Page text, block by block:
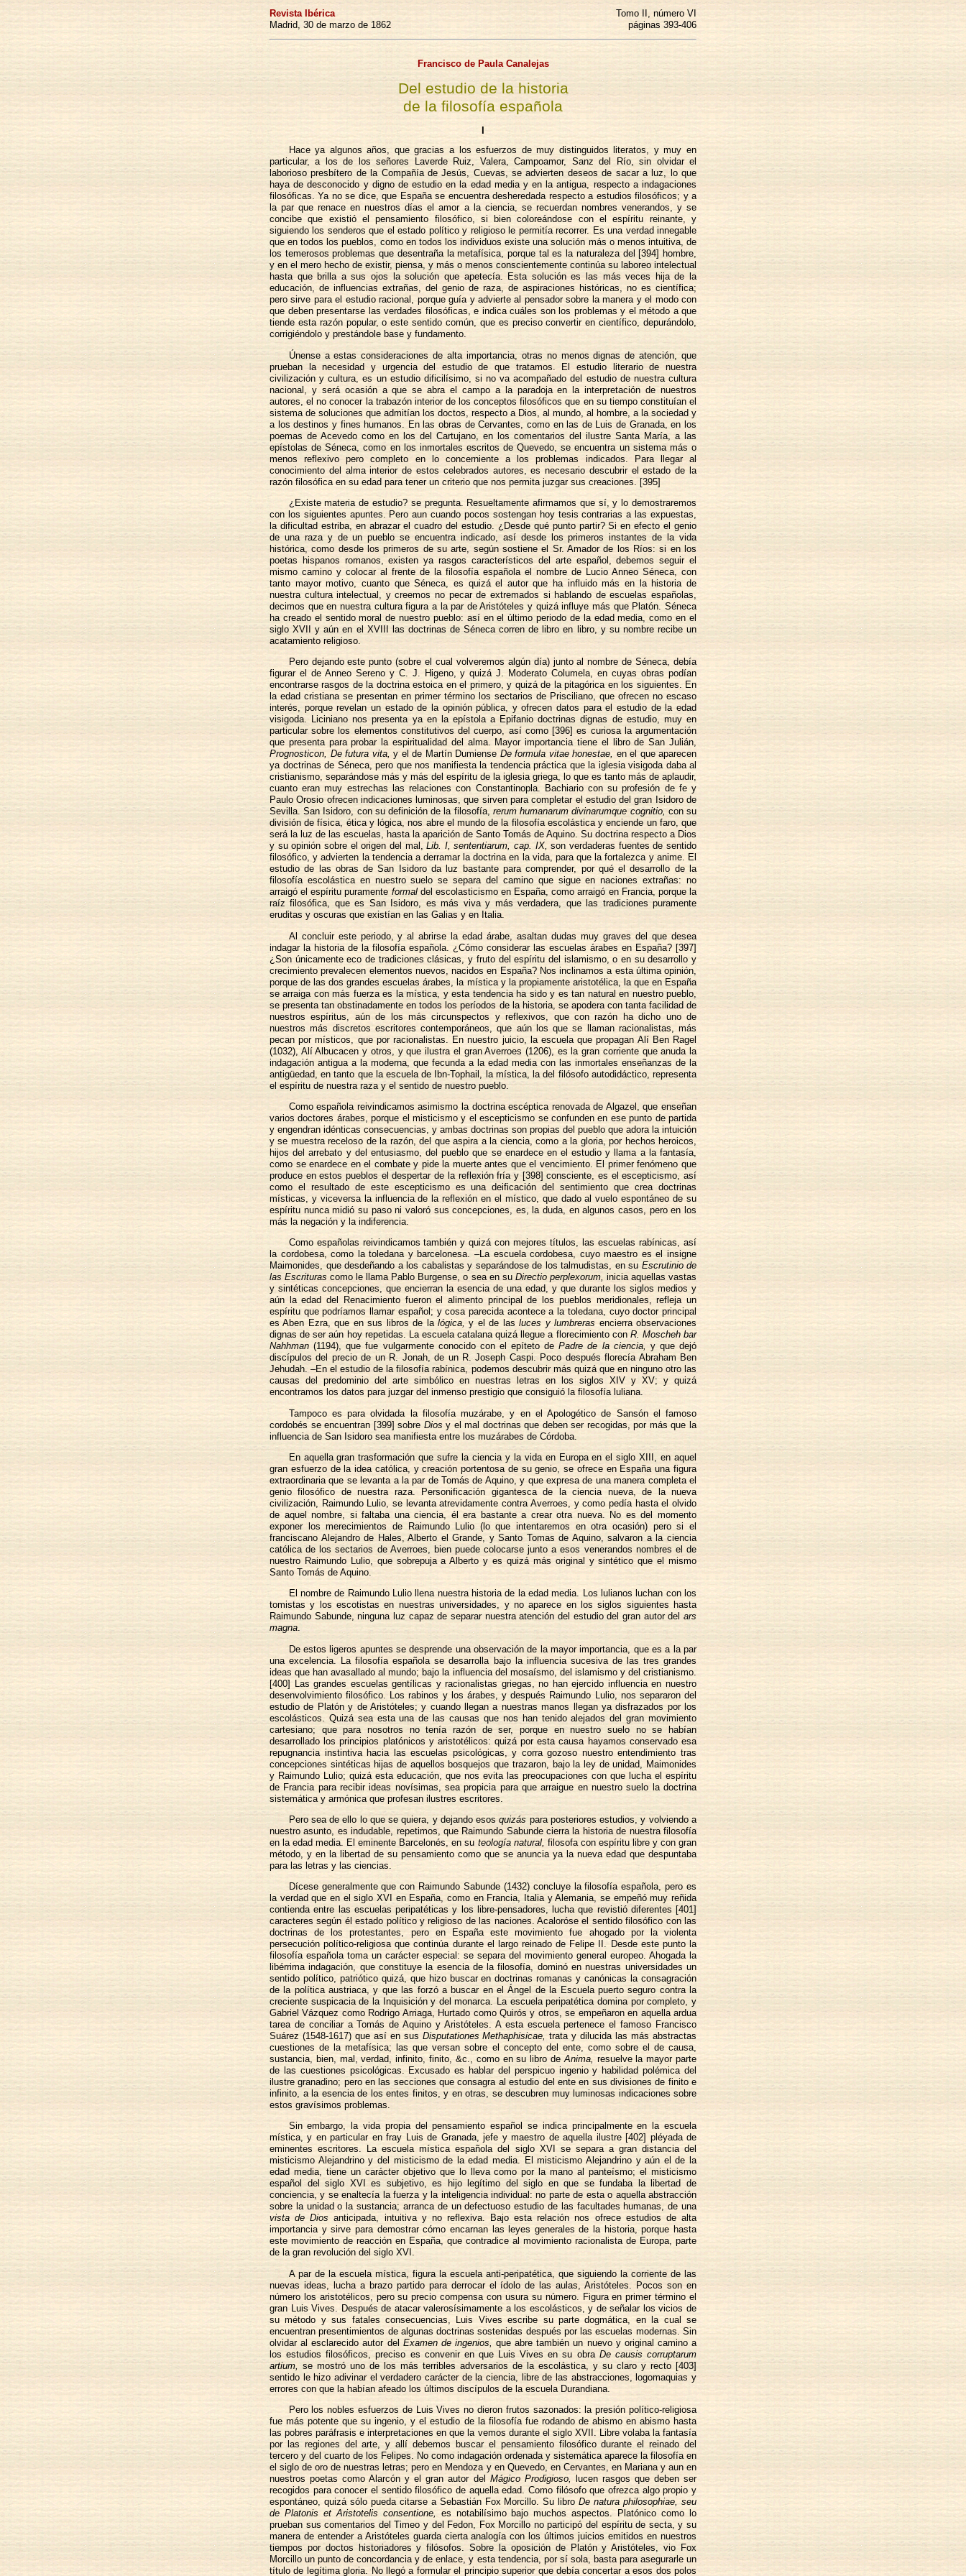
Revista Ibérica
Madrid, 30 de marzo de 1862
Tomo II, número VI
páginas 393-406
Francisco de Paula Canalejas
Del estudio de la historia
de la filosofía española
Hace ya algunos años, que gracias a los esfuerzos de muy distinguidos literatos, y muy en
particular, a los de los señores Laverde Ruiz, Valera, Campoamor, Sanz del Río, sin olvidar el
laborioso presbítero de la Compañía de Jesús, Cuevas, se advierten deseos de sacar a luz, lo que
haya de desconocido y digno de estudio en la edad media y en la antigua, respecto a indagaciones
filosóficas. Ya no se dice, que España se encuentra desheredada respecto a estudios filosóficos; y a
la par que renace en nuestros días el amor a la ciencia, se recuerdan nombres venerandos, y se
concibe que existió el pensamiento filosófico, si bien coloreándose con el espíritu reinante, y
siguiendo los senderos que el estado político y religioso le permitía recorrer. Es una verdad innegable
que en todos los pueblos, como en todos los individuos existe una solución más o menos intuitiva, de
los temerosos problemas que desentraña la metafísica, porque tal es la naturaleza del [394] hombre,
y en el mero hecho de existir, piensa, y más o menos conscientemente continúa su laboreo intelectual
hasta que brilla a sus ojos la solución que apetecía. Esta solución es las más veces hija de la
educación, de influencias extrañas, del genio de raza, de aspiraciones históricas, no es científica;
pero sirve para el estudio racional, porque guía y advierte al pensador sobre la manera y el modo con
que deben presentarse las verdades filosóficas, e indica cuáles son los problemas y el método a que
tiende esta razón popular, o este sentido común, que es preciso convertir en científico, depurándolo,
corrigiéndolo y prestándole base y fundamento.
Únense a estas consideraciones de alta importancia, otras no menos dignas de atención, que
prueban la necesidad y urgencia del estudio de que tratamos. El estudio literario de nuestra
civilización y cultura, es un estudio dificilísimo, si no va acompañado del estudio de nuestra cultura
nacional, y será ocasión a que se abra el campo a la paradoja en la interpretación de nuestros
autores, el no conocer la trabazón interior de los conceptos filosóficos que en su tiempo constituían el
sistema de soluciones que admitían los doctos, respecto a Dios, al mundo, al hombre, a la sociedad y
a los destinos y fines humanos. En las obras de Cervantes, como en las de Luis de Granada, en los
poemas de Acevedo como en los del Cartujano, en los comentarios del ilustre Santa María, a las
epístolas de Séneca, como en los inmortales escritos de Quevedo, se encuentra un sistema más o
menos reflexivo pero completo en lo concerniente a los problemas indicados. Para llegar al
conocimiento del alma interior de estos celebrados autores, es necesario descubrir el estado de la
razón filosófica en su edad para tener un criterio que nos permita juzgar sus creaciones. [395]
¿Existe materia de estudio? se pregunta. Resueltamente afirmamos que sí, y lo demostraremos
con los siguientes apuntes. Pero aun cuando pocos sostengan hoy tesis contrarias a las expuestas,
la dificultad estriba, en abrazar el cuadro del estudio. ¿Desde qué punto partir? Si en efecto el genio
de una raza y de un pueblo se encuentra indicado, así desde los primeros instantes de la vida
histórica, como desde los primeros de su arte, según sostiene el Sr. Amador de los Ríos: si en los
poetas hispanos romanos, existen ya rasgos característicos del arte español, debemos seguir el
mismo camino y colocar al frente de la filosofía española el nombre de Lucio Anneo Séneca, con
tanto mayor motivo, cuanto que Séneca, es quizá el autor que ha influido más en la historia de
nuestra cultura intelectual, y creemos no pecar de extremados si hablando de escuelas españolas,
decimos que en nuestra cultura figura a la par de Aristóteles y quizá influye más que Platón. Séneca
ha creado el sentido moral de nuestro pueblo: así en el último periodo de la edad media, como en el
siglo XVII y aún en el XVIII las doctrinas de Séneca corren de libro en libro, y su nombre recibe un
acatamiento religioso.
Pero dejando este punto (sobre el cual volveremos algún día) junto al nombre de Séneca, debía
figurar el de Anneo Sereno y C. J. Higeno, y quizá J. Moderato Columela, en cuyas obras podían
encontrarse rasgos de la doctrina estoica en el primero, y quizá de la pitagórica en los siguientes. En
la edad cristiana se presentan en primer término los sectarios de Prisciliano, que ofrecen no escaso
interés, porque revelan un estado de la opinión pública, y ofrecen datos para el estudio de la edad
visigoda. Liciniano nos presenta ya en la epístola a Epifanio doctrinas dignas de estudio, muy en
particular sobre los elementos constitutivos del cuerpo, así como [396] es curiosa la argumentación
que presenta para probar la espiritualidad del alma. Mayor importancia tiene el libro de San Julián,
Prognosticon, De futura vita, y el de Martín Dumiense De formula vitae honestae, en el que aparecen
ya doctrinas de Séneca, pero que nos manifiesta la tendencia práctica que la iglesia visigoda daba al
cristianismo, separándose más y más del espíritu de la iglesia griega, lo que es tanto más de aplaudir,
cuanto eran muy estrechas las relaciones con Constantinopla. Bachiario con su profesión de fe y
Paulo Orosio ofrecen indicaciones luminosas, que sirven para completar el estudio del gran Isidoro de
Sevilla. San Isidoro, con su definición de la filosofía, rerum humanarum divinarumque cognitio,con su
división de física, ética y lógica, nos abre el mundo de la filosofía escolástica y enciende un faro, que
será la luz de las escuelas, hasta la aparición de Santo Tomás de Aquino. Su doctrina respecto a Dios
y su opinión sobre el origen del mal,Lib. I, sententiarum, cap. IX, son verdaderas fuentes de sentido
filosófico, y advierten la tendencia a derramar la doctrina en la vida, para que la fortalezca y anime. El
estudio de las obras de San Isidoro da luz bastante para comprender, por qué el desarrollo de la
filosofía escolástica en nuestro suelo se separa del camino que sigue en naciones extrañas: no
arraigó el espíritu puramente formaldel escolasticismo en España, como arraigó en Francia, porque la
raíz filosófica, que es San Isidoro, es más viva y más verdadera, que las tradiciones puramente
eruditas y oscuras que existían en las Galias y en Italia.
Al concluir este periodo, y al abrirse la edad árabe, asaltan dudas muy graves del que desea
indagar la historia de la filosofía española. ¿Cómo considerar las escuelas árabes en España? [397]
¿Son únicamente eco de tradiciones clásicas, y fruto del espíritu del islamismo, o en su desarrollo y
crecimiento prevalecen elementos nuevos, nacidos en España? Nos inclinamos a esta última opinión,
porque de las dos grandes escuelas árabes, la mística y la propiamente aristotélica, la que en España
se arraiga con más fuerza es la mística, y esta tendencia ha sido y es tan natural en nuestro pueblo,
se presenta tan obstinadamente en todos los períodos de la historia, se apodera con tanta facilidad de
nuestros espíritus, aún de los más circunspectos y reflexivos, que con razón ha dicho uno de
nuestros más discretos escritores contemporáneos, que aún los que se llaman racionalistas, más
pecan por místicos, que por racionalistas. En nuestro juicio, la escuela que propagan Alí Ben Ragel
(1032), Alí Albucacen y otros, y que ilustra el gran Averroes (1206), es la gran corriente que anuda la
indagación antigua a la moderna, que fecunda a la edad media con las inmortales enseñanzas de la
antigüedad, en tanto que la escuela de Ibn-Tophail, la mística, la del filósofo autodidáctico, representa
el espíritu de nuestra raza y el sentido de nuestro pueblo.
Como española reivindicamos asimismo la doctrina escéptica renovada de Algazel, que enseñan
varios doctores árabes, porque el misticismo y el escepticismo se confunden en ese punto de partida
y engendran idénticas consecuencias, y ambas doctrinas son propias del pueblo que adora la intuición
y se muestra receloso de la razón, del que aspira a la ciencia, como a la gloria, por hechos heroicos,
hijos del arrebato y del entusiasmo, del pueblo que se enardece en el estudio y llama a la fantasía,
como se enardece en el combate y pide la muerte antes que el vencimiento. El primer fenómeno que
produce en estos pueblos el despertar de la reflexión fría y [398] consciente, es el escepticismo, así
como el resultado de este escepticismo es una deificación del sentimiento que crea doctrinas
místicas, y viceversa la influencia de la reflexión en el místico, que dado al vuelo espontáneo de su
espíritu nunca midió su paso ni valoró sus concepciones, es, la duda, en algunos casos, pero en los
más la negación y la indiferencia.
Como españolas reivindicamos también y quizá con mejores títulos, las escuelas rabínicas, así
la cordobesa, como la toledana y barcelonesa. –La escuela cordobesa, cuyo maestro es el insigne
Maimonides, que desdeñando a los cabalistas y separándose de los talmudistas, en suEscrutinio de
las Escrituras como le llama Pablo Burgense, o sea en su Directio perplexorum, inicia aquellas vastas
y sintéticas concepciones, que encierran la esencia de una edad, y que durante los siglos medios y
aún la edad del Renacimiento fueron el alimento principal de los pueblos meridionales, refleja un
espíritu que podríamos llamar español; y cosa parecida acontece a la toledana, cuyo doctor principal
es Aben Ezra, que en sus libros de la lógica, y el de lasluces y lumbreras encierra observaciones
dignas de ser aún hoy repetidas. La escuela catalana quizá llegue a florecimiento con R. Moscheh bar
Nahhman (1194), que fue vulgarmente conocido con el epíteto dePadre de la ciencia, y que dejó
discípulos del precio de un R. Jonah, de un R. Joseph Caspi. Poco después florecía Abraham Ben
Jehudah. –En el estudio de la filosofía rabínica, podemos descubrir más quizá que en ninguno otro las
causas del predominio del arte simbólico en nuestras letras en los siglos XIV y XV; y quizá
encontramos los datos para juzgar del inmenso prestigio que consiguió la filosofía luliana.
Tampoco es para olvidada la filosofía muzárabe, y en el Apologético de Sansón el famoso
cordobés se encuentran [399] sobre Diosy el mal doctrinas que deben ser recogidas, por más que la
influencia de San Isidoro sea manifiesta entre los muzárabes de Córdoba.
En aquella gran trasformación que sufre la ciencia y la vida en Europa en el siglo XIII, en aquel
gran esfuerzo de la idea católica, y creación portentosa de su genio, se ofrece en España una figura
extraordinaria que se levanta a la par de Tomás de Aquino, y que expresa de una manera completa el
genio filosófico de nuestra raza. Personificación gigantesca de la ciencia nueva, de la nueva
civilización, Raimundo Lulio, se levanta atrevidamente contra Averroes, y como pedía hasta el olvido
de aquel nombre, si faltaba una ciencia, él era bastante a crear otra nueva. No es del momento
exponer los merecimientos de Raimundo Lulio (lo que intentaremos en otra ocasión) pero si el
franciscano Alejandro de Hales, Alberto el Grande, y Santo Tomas de Aquino, salvaron a la ciencia
católica de los sectarios de Averroes, bien puede colocarse junto a esos venerandos nombres el de
nuestro Raimundo Lulio, que sobrepuja a Alberto y es quizá más original y sintético que el mismo
Santo Tomás de Aquino.
El nombre de Raimundo Lulio llena nuestra historia de la edad media. Los lulianos luchan con los
tomistas y los escotistas en nuestras universidades, y no aparece en los siglos siguientes hasta
Raimundo Sabunde, ninguna luz capaz de separar nuestra atención del estudio del gran autor del ars
magna.
De estos ligeros apuntes se desprende una observación de la mayor importancia, que es a la par
una excelencia. La filosofía española se desarrolla bajo la influencia sucesiva de las tres grandes
ideas que han avasallado al mundo; bajo la influencia del mosaísmo, del islamismo y del cristianismo.
[400] Las grandes escuelas gentílicas y racionalistas griegas, no han ejercido influencia en nuestro
desenvolvimiento filosófico. Los rabinos y los árabes, y después Raimundo Lulio, nos separaron del
estudio de Platón y de Aristóteles; y cuando llegan a nuestras manos llegan ya disfrazados por los
escolásticos. Quizá sea esta una de las causas que nos han tenido alejados del gran movimiento
cartesiano; que para nosotros no tenía razón de ser, porque en nuestro suelo no se habían
desarrollado los principios platónicos y aristotélicos: quizá por esta causa hayamos conservado esa
repugnancia instintiva hacia las escuelas psicológicas, y corra gozoso nuestro entendimiento tras
concepciones sintéticas hijas de aquellos bosquejos que trazaron, bajo la ley de unidad, Maimonides
y Raimundo Lulio; quizá esta educación, que nos evita las preocupaciones con que lucha el espíritu
de Francia para recibir ideas novísimas, sea propicia para que arraigue en nuestro suelo la doctrina
sistemática y armónica que profesan ilustres escritores.
Pero sea de ello lo que se quiera, y dejando esosquizás para posteriores estudios, y volviendo a
nuestro asunto, es indudable, repetimos, que Raimundo Sabunde cierra la historia de nuestra filosofía
en la edad media. El eminente Barcelonés, en su teología natural, filosofa con espíritu libre y con gran
método, y en la libertad de su pensamiento como que se anuncia ya la nueva edad que despuntaba
para las letras y las ciencias.
Dícese generalmente que con Raimundo Sabunde (1432) concluye la filosofía española, pero es
la verdad que en el siglo XVI en España, como en Francia, Italia y Alemania, se empeñó muy reñida
contienda entre las escuelas peripatéticas y los libre-pensadores, lucha que revistió diferentes [401]
caracteres según él estado político y religioso de las naciones. Acaloróse el sentido filosófico con las
doctrinas de los protestantes, pero en España este movimiento fue ahogado por la violenta
persecución político-religiosa que continúa durante el largo reinado de Felipe II. Desde este punto la
filosofía española toma un carácter especial: se separa del movimiento general europeo. Ahogada la
libérrima indagación, que constituye la esencia de la filosofía, dominó en nuestras universidades un
sentido político, patriótico quizá, que hizo buscar en doctrinas romanas y canónicas la consagración
de la política austriaca, y que las forzó a buscar en el Ángel de la Escuela puerto seguro contra la
creciente suspicacia de la Inquisición y del monarca. La escuela peripatética domina por completo, y
Gabriel Vázquez como Rodrigo Arriaga, Hurtado como Quirós y otros, se empeñaron en aquella ardua
tarea de conciliar a Tomás de Aquino y Aristóteles. A esta escuela pertenece el famoso Francisco
Suárez (1548-1617) que así en sus Disputationes Methaphisicae, trata y dilucida las más abstractas
cuestiones de la metafísica; las que versan sobre el concepto del ente, como sobre el de causa,
sustancia, bien, mal, verdad, infinito, finito, &c., como en su libro deAnima, resuelve la mayor parte
de las cuestiones psicológicas. Excusado es hablar del perspicuo ingenio y habilidad polémica del
ilustre granadino; pero en las secciones que consagra al estudio del ente en sus divisiones de finito e
infinito, a la esencia de los entes finitos, y en otras, se descubren muy luminosas indicaciones sobre
estos gravísimos problemas.
Sin embargo, la vida propia del pensamiento español se indica principalmente en la escuela
mística, y en particular en fray Luis de Granada, jefe y maestro de aquella ilustre [402] pléyada de
eminentes escritores. La escuela mística española del siglo XVI se separa a gran distancia del
misticismo Alejandrino y del misticismo de la edad media. El misticismo Alejandrino y aún el de la
edad media, tiene un carácter objetivo que lo lleva como por la mano al panteísmo; el misticismo
español del siglo XVI es subjetivo, es hijo legítimo del siglo en que se fundaba la libertad de
conciencia, y se enaltecía la fuerza y la inteligencia individual: no parte de esta o aquella abstracción
sobre la unidad o la sustancia; arranca de un defectuoso estudio de las facultades humanas, de una
vista de Dios anticipada, intuitiva y no reflexiva. Bajo esta relación nos ofrece estudios de alta
importancia y sirve para demostrar cómo encarnan las leyes generales de la historia, porque hasta
este movimiento de reacción en España, que contradice al movimiento racionalista de Europa, parte
de la gran revolución del siglo XVI.
A par de la escuela mística, figura la escuela anti-peripatética, que siguiendo la corriente de las
nuevas ideas, lucha a brazo partido para derrocar el ídolo de las aulas, Aristóteles. Pocos son en
número los aristotélicos, pero su precio compensa con usura su número. Figura en primer término el
gran Luis Vives. Después de atacar valerosísimamente a los escolásticos, y de señalar los vicios de
su método y sus fatales consecuencias, Luis Vives escribe su parte dogmática, en la cual se
encuentran presentimientos de algunas doctrinas sostenidas después por las escuelas modernas. Sin
olvidar al esclarecido autor del Examen de ingenios, que abre también un nuevo y original camino a
los estudios filosóficos, preciso es convenir en que Luis Vives en su obra De causis corruptarum
artium,
se mostró uno de los más terribles adversarios de la escolástica, y su claro y recto [403]
sentido le hizo adivinar el verdadero carácter de la ciencia, libre de las abstracciones, logomaquias y
errores con que la habían afeado los últimos discípulos de la escuela Durandiana.
Pero los nobles esfuerzos de Luis Vives no dieron frutos sazonados: la presión político-religiosa
fue más potente que su ingenio, y el estudio de la filosofía fue rodando de abismo en abismo hasta
las pobres paráfrasis e interpretaciones en que la vemos durante el siglo XVII. Libre volaba la fantasía
por las regiones del arte, y allí debemos buscar el pensamiento filosófico durante el reinado del
tercero y del cuarto de los Felipes. No como indagación ordenada y sistemática aparece la filosofía en
el siglo de oro de nuestras letras; pero en Mendoza y en Quevedo, en Cervantes, en Mariana y aun en
nuestros poetas como Alarcón y el gran autor del Mágico Prodigioso,
lucen rasgos que deben ser
recogidos para conocer el sentido filosófico de aquella edad. Como filósofo que ofrezca algo propio y
espontáneo, quizá sólo pueda citarse a Sebastián Fox Morcillo. Su libroDe natura philosophiae, seu
de Platonis et Aristotelis consentione, es notabilísimo bajo muchos aspectos. Platónico como lo
prueban sus comentarios del Timeo y del Fedon, Fox Morcillo no participó del espíritu de secta, y su
manera de entender a Aristóteles guarda cierta analogía con los últimos juicios emitidos en nuestros
tiempos por doctos historiadores y filósofos. Sobre la oposición de Platón y Aristóteles, vio Fox
Morcillo un punto de concordancia y de enlace, y esta tendencia, por sí sola, basta para asegurarle un
título de legítima gloria. No llegó a formular el principio superior que debía concertar a esos dos polos